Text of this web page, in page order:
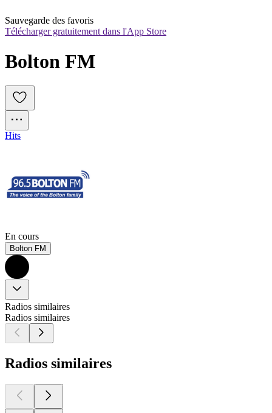
Sauvegarde des favoris
Télécharger gratuitement dans l'App Store
Bolton FM
Hits
En cours
Bolton FM
Radios similaires
Radios similaires
Radios similaires